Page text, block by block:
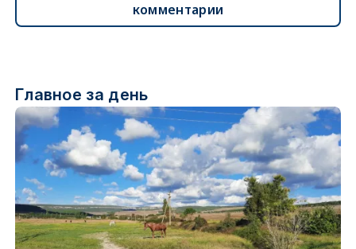
комментарии
Главное за день